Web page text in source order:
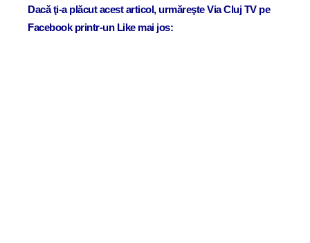
Dacă ţi-a plăcut acest articol, urmăreşte Via Cluj TV pe
Facebook printr-un Like mai jos: